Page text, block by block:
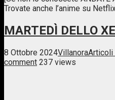
Trovate anche l’anime su
MARTEDÌ DELLO
8 Ottobre 2024VillanoraArticoli
comment 237 views